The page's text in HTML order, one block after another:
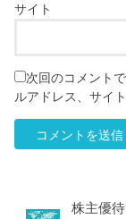
サイト
次回のコメント
ルアドレス、サイ
株主優